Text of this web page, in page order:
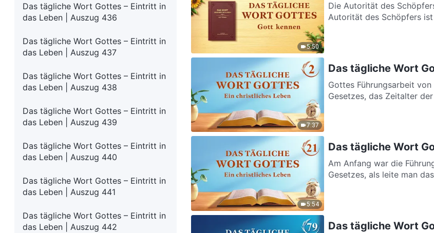
Das tägliche Wort Gottes – Eintritt in
das Leben | Auszug 436
Das tägliche Wort Gottes – Eintritt in
das Leben | Auszug 437
Das tägliche Wort Gottes – Eintritt in
das Leben | Auszug 438
Das tägliche Wort Gottes – Eintritt in
das Leben | Auszug 439
Das tägliche Wort Gottes – Eintritt in
das Leben | Auszug 440
Das tägliche Wort Gottes – Eintritt in
das Leben | Auszug 441
Das tägliche Wort Gottes – Eintritt in
das Leben | Auszug 442
5:50
Die Autorität des
Autorität des Schöpfers ist
7:37
Das tägliche Wort
Gottes Führungsarbeit
Gesetzes, das Zeitalter
5:54
Das tägliche Wort
Am Anfang war die
Gesetzes, als leite man
Das tägliche Wort